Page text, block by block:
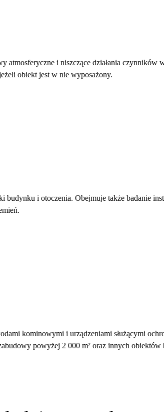
atmosferyczne i niszczące działania
obiekt jest w nie wyposażony.
i otoczenia. Obejmuje także badanie
kominowymi i urządzeniami służącymi
powyżej 2 000 m² oraz innych